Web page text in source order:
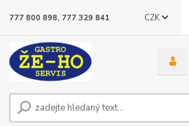
CZK
777 800 898, 777 329 841